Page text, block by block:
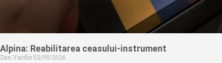
Alpina: Reabilitarea ceasului-instrument
Dan Vardie 02/05/2026